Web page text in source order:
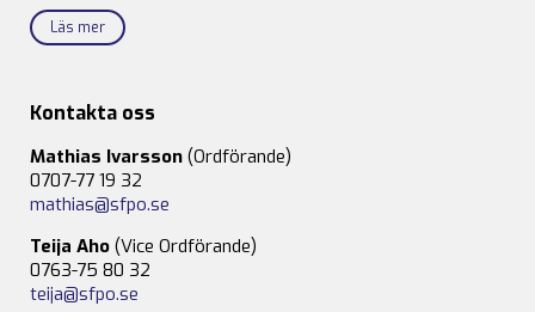
Läs mer
Kontakta oss
Mathias Ivarsson (Ordförande)
0707-77 19 32
mathias@sfpo.se
Teija Aho (Vice Ordförande)
0763-75 80 32
teija@sfpo.se